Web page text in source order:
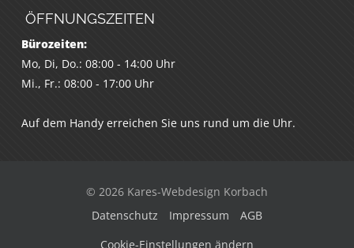
ÖFFNUNGSZEITEN
Bürozeiten:
Mo, Di, Do.: 08:00 - 14:00 Uhr
Mi., Fr.: 08:00 - 17:00 Uhr
Auf dem Handy erreichen Sie uns rund um die Uhr.
© 2026 Kares-Webdesign Korbach
Datenschutz
Impressum
AGB
Cookie-Einstellungen ändern